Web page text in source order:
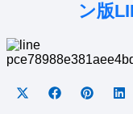
ン版
Share Share Share